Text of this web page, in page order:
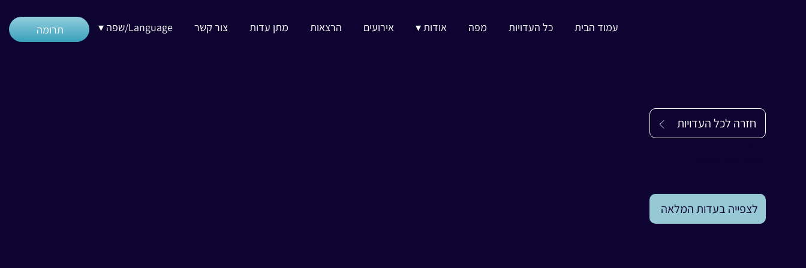
תרומה עמוד הבית כל העדויות מפה אודות ▾ אירועים הרצאות מתן עדות צור קשר Language/שפה ▾
חזרה לכל העדויות
לצפייה בעדות המלאה